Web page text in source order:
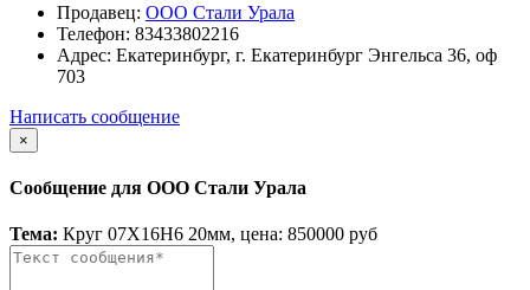
Продавец: ООО Стали Урала
Телефон: 83433802216
Адрес: Екатеринбург, г. Екатеринбург Энгельса 36, оф
703
Написать сообщение
×
Сообщение для ООО Стали Урала
Тема: Круг 07Х16Н6 20мм, цена: 850000 руб